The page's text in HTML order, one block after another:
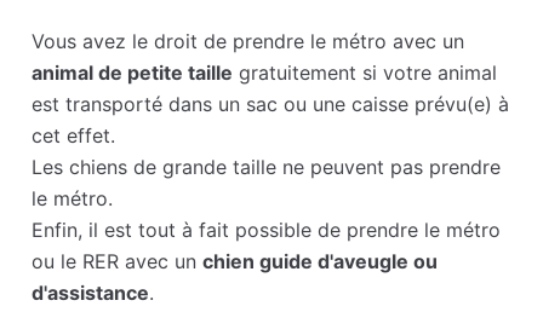
Vous avez le droit de prendre le métro avec un
animal de petite taille gratuitement si votre animal
est transporté dans un sac ou une caisse prévu(e) à
cet effet.
Les chiens de grande taille ne peuvent pas prendre
le métro.
Enfin, il est tout à fait possible de prendre le métro
ou le RER avec unchien guide d'aveugle ou
d'assistance.